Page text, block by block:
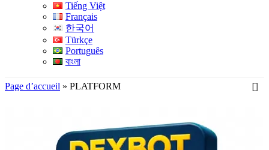
Tiếng Việt
Français
한국어
Türkçe
Português
বাংলা
Page d’accueil » PLATFORM